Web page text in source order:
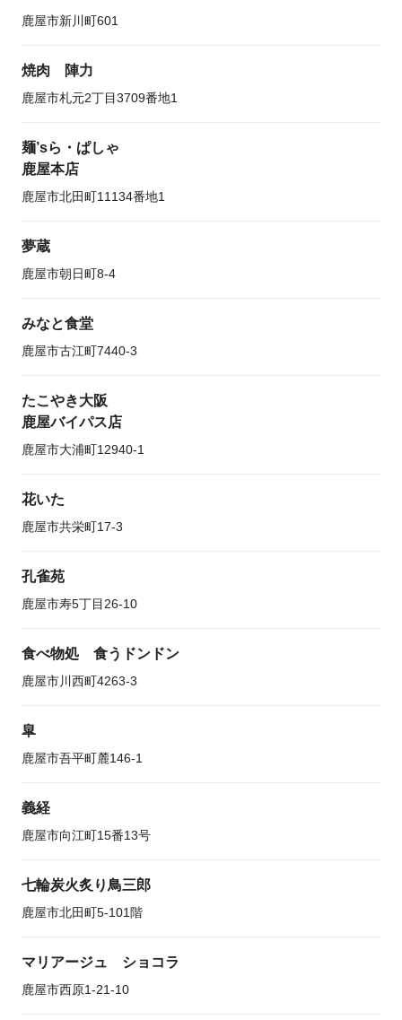
鹿屋市新川町601
焼肉 陣力
鹿屋市札元2丁目3709番地1
麺’sら・ぱしゃ
鹿屋本店
鹿屋市北田町11134番地1
夢蔵
鹿屋市朝日町8-4
みなと食堂
鹿屋市古江町7440-3
たこやき大阪
鹿屋バイパス店
鹿屋市大浦町12940-1
花いた
鹿屋市共栄町17-3
孔雀苑
鹿屋市寿5丁目26-10
食べ物処 食うドンドン
鹿屋市川西町4263-3
皐
鹿屋市吾平町麓146-1
義経
鹿屋市向江町15番13号
七輪炭火炙り鳥三郎
鹿屋市北田町5-101階
マリアージュ ショコラ
鹿屋市西原1-21-10